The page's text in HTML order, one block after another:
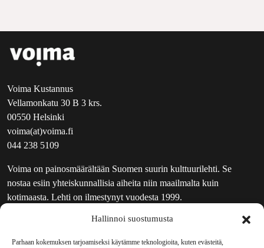
Hallinnoi suostumusta
Parhaan kokemuksen tarjoamiseksi käytämme teknologioita, kuten evästeitä,
Voima Kustannus
Vellamonkatu 30 B 3 krs.
00550 Helsinki
voima(at)voima.fi
044 238 5109
Voima on painosmäärältään Suomen suurin kulttuurilehti. Se
nostaa esiin yhteiskunnallisia aiheita niin maailmalta kuin
kotimaasta. Lehti on ilmestynyt vuodesta 1999.
UUTISKIRJE